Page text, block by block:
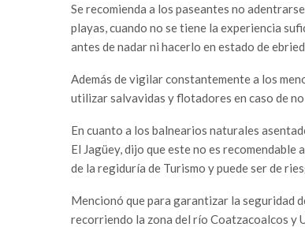
Se recomienda a los paseantes no
playas, cuando no se tiene la experiencia
antes de nadar ni hacerlo en estado de
Además de vigilar constantemente a los
utilizar salvavidas y flotadores en caso de
En cuanto a los balnearios naturales
El Jagüey, dijo que este no es
de la regiduría de Turismo y puede ser de
Mencionó que para garantizar la seguridad
recorriendo la zona del río Coatzacoalcos y